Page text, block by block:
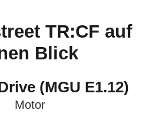
FÜR
TR:CF auf
Blick
(MGU E1.12)
Motor